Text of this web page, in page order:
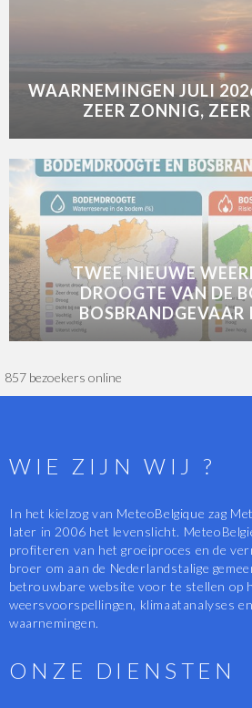
WAARNEMINGEN JULI
ZEER ZONNIG,
TWEE NIEUWE
DROOGTE VAN DE
BOSBRANDGEVAAR
857 bezoekers online
WIE ZIJN WIJ ?
In het kielzog van MeteoBelgique zag
later in 2006 het levenslicht.
profiteren van het groeiproces en de
broer om aan de Nederlandstalige
betrouwbare website voor te stellen op
weersvoorspellingen, klimaatanalyses
waarnemingen.
ONZE DIENSTEN